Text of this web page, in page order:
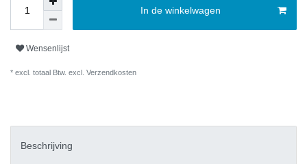
In de winkelwagen
Wensenlijst
* excl. totaal Btw. excl. Verzendkosten
Beschrijving